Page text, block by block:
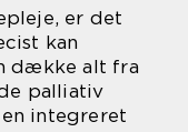
er det
kan
dække alt fra
palliativ
integreret